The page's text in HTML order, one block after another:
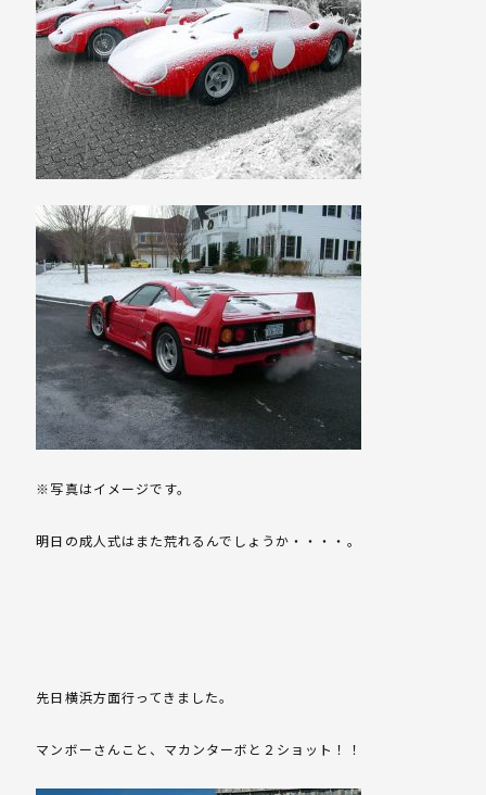
※写真はイメージです。
明日の成人式はまた荒れるんでしょうか・・・・。
先日横浜方面行ってきました。
マンボーさんこと、マカンターボと２ショット！！